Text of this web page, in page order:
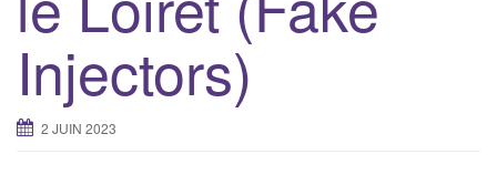
Injectors)
2 JUIN 2023